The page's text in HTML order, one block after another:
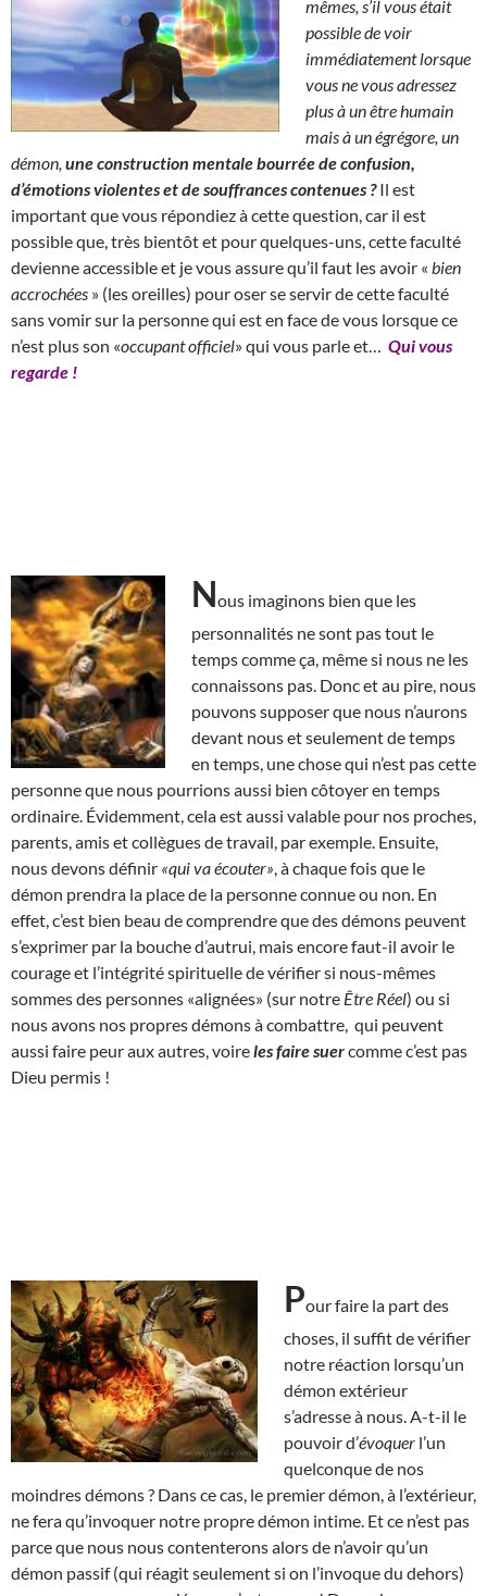
mêmes, s’il vous était
possible de voir
immédiatement lorsque
vous ne vous adressez
plus à un être humain
mais à un égrégore, un
démon, une construction mentale bourrée de confusion,
d’émotions violentes et de souffrances contenues ?Il est
important que vous répondiez à cette question, car il est
possible que, très bientôt et pour quelques-uns, cette faculté
devienne accessible et je vous assure qu’il faut les avoir « bien
accrochées » (les oreilles) pour oser se servir de cette faculté
sans vomir sur la personne qui est en face de vous lorsque ce
n’est plus son «occupant officiel» qui vous parle et… Qui vous
regarde !
Nous imaginons bien que les
personnalités ne sont pas tout le
temps comme ça, même si nous ne les
connaissons pas. Donc et au pire, nous
pouvons supposer que nous n’aurons
devant nous et seulement de temps
en temps, une chose qui n’est pas cette
personne que nous pourrions aussi bien côtoyer en temps
ordinaire. Évidemment, cela est aussi valable pour nos proches,
parents, amis et collègues de travail, par exemple. Ensuite,
nous devons définir «qui va écouter» , à chaque fois que le
démon prendra la place de la personne connue ou non. En
effet, c’est bien beau de comprendre que des démons peuvent
s’exprimer par la bouche d’autrui, mais encore faut-il avoir le
courage et l’intégrité spirituelle de vérifier si nous-mêmes
sommes des personnes «alignées» (sur notre Être Réel) ou si
nous avons nos propres démons à combattre, qui peuvent
aussi faire peur aux autres, voireles faire suercomme c’est pas
Dieu permis !
Pour faire la part des
choses, il suffit de vérifier
notre réaction lorsqu’un
démon extérieur
s’adresse à nous. A-t-il le
pouvoir d’évoquer l’un
quelconque de nos
moindres démons ? Dans ce cas, le premier démon, à l’extérieur,
ne fera qu’invoquer notre propre démon intime. Et ce n’est pas
parce que nous nous contenterons alors de n’avoir qu’un
démon passif (qui réagit seulement si on l’invoque du dehors)